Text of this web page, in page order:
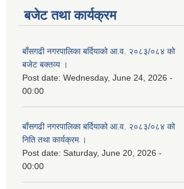
बजेट तथा कार्यक्रम
बाँसगढी नगरपालिका बर्दियाको आ.व. २०८३/०८४ को
बजेट बक्तव्य ।
Post date: Wednesday, June 24, 2026 -
00:00
बाँसगढी नगरपालिका बर्दियाको आ.व. २०८३/०८४ को
निति तथा कार्यक्रम ।
Post date: Saturday, June 20, 2026 -
00:00